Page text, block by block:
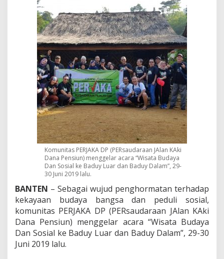
N
u
s
a
n
t
a
r
a
,
K
o
m
u
n
i
t
a
s
E
R
J
A
K
A
Komunitas PERJAKA DP (PERsaudaraan JAlan KAki
Dana Pensiun) menggelar acara “Wisata Budaya
Dan Sosial ke Baduy Luar dan Baduy Dalam”, 29-
30 Juni 2019 lalu.
BANTEN – Sebagai wujud penghormatan terhadap
kekayaan budaya bangsa dan peduli sosial,
komunitas PERJAKA DP (PERsaudaraan JAlan KAki
Dana Pensiun) menggelar acara “Wisata Budaya
Dan Sosial ke Baduy Luar dan Baduy Dalam”, 29-30
Juni 2019 lalu.